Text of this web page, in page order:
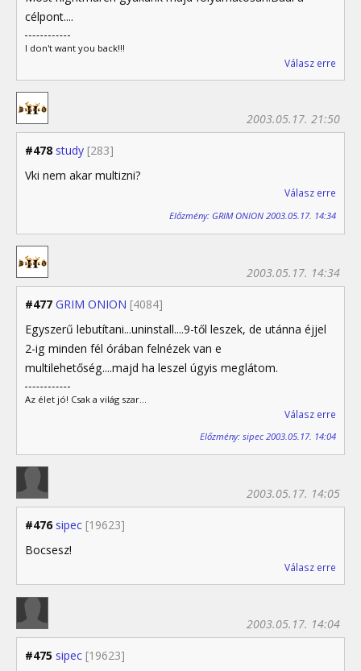
célpont....
I don't want you back!!!
Válasz erre
#478 study [283]
2003.05.17. 21:50
Vki nem akar multizni?
Válasz erre
Előzmény: GRIM ONION 2003.05.17. 14:34
#477 GRIM ONION [4084]
2003.05.17. 14:34
Egyszerű lebutítani...uninstall....9-től leszek, de utánna éjjel
2-ig minden fél órában felnézek van e
multilehetőség....majd ha leszel úgyis meglátom.
Az élet jó! Csak a világ szar...
Válasz erre
Előzmény: sipec 2003.05.17. 14:04
#476 sipec [19623]
2003.05.17. 14:05
Bocsesz!
Válasz erre
#475 sipec [19623]
2003.05.17. 14:04